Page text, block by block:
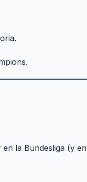
la Bundesliga (y en